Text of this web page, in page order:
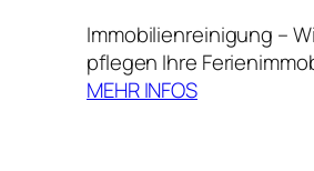
Immobilienreinigung –
pflegen Ihre
MEHR INFOS